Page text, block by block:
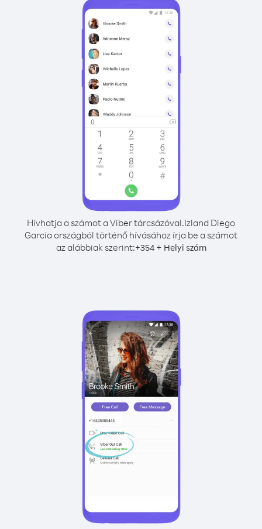
Hívhatja a számot a Viber tárcsázóval.Izland Diego
Garcia országból történő hívásához írja be a számot
az alábbiak szerint:+354+ Helyi szám